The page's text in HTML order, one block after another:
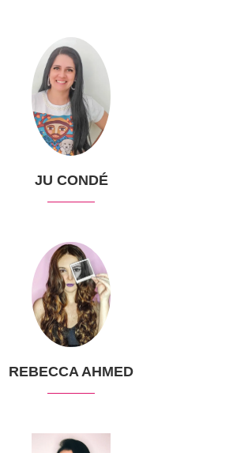
JU CONDÉ
REBECCA AHMED